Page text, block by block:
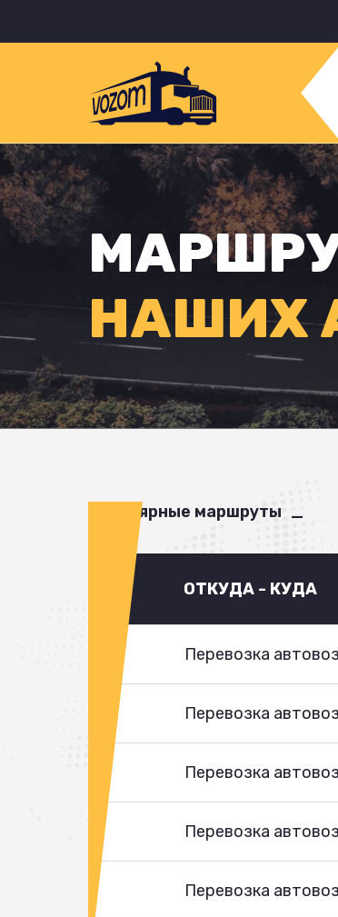
НАШИХ
Популярные маршруты
ОТКУДА - КУДА
Перевозка
Перевозка
Перевозка
Перевозка
Перевозка